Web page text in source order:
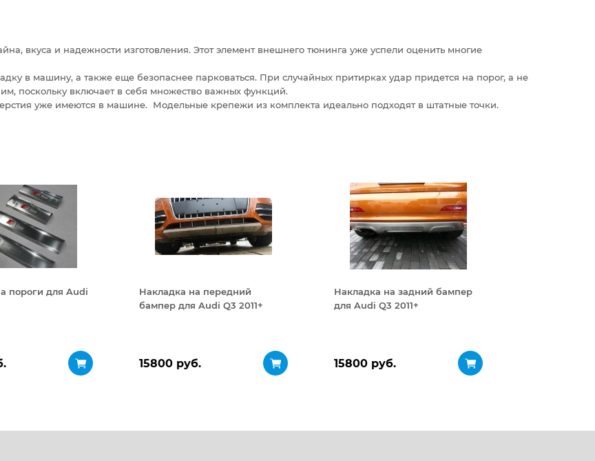
вкуса и надежности изготовления. Этот элемент внешнего тюнинга уже успели оценить многие
в машину, а также еще безопаснее парковаться. При случайных притирках удар придется на порог, а не
поскольку включает в себя множество важных функций.
уже имеются в машине. Модельные крепежи из комплекта идеально подходят в штатные точки.
пороги для Audi
Накладка на передний
бампер для Audi Q3 2011+
15800 руб.
Накладка на задний бампер
для Audi Q3 2011+
15800 руб.